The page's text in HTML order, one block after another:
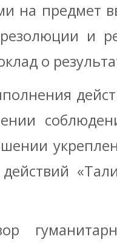
на предмет
и
о